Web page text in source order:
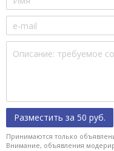
Разместить за 50 руб.
Принимаются только
Внимание, объявления